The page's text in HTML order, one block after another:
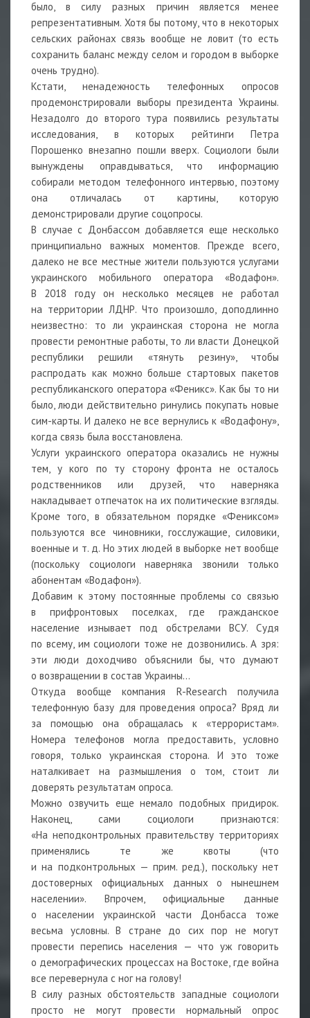
было, в силу разных причин является менее
репрезентативным. Хотя бы потому, что в некоторых
сельских районах связь вообще не ловит (то есть
сохранить баланс между селом и городом в выборке
очень трудно).
Кстати, ненадежность телефонных опросов
продемонстрировали выборы президента Украины.
Незадолго до второго тура появились результаты
исследования, в которых рейтинги Петра
Порошенко внезапно пошли вверх. Социологи были
вынуждены оправдываться, что информацию
собирали методом телефонного интервью, поэтому
она отличалась от картины, которую
демонстрировали другие соцопросы.
В случае с Донбассом добавляется еще несколько
принципиально важных моментов. Прежде всего,
далеко не все местные жители пользуются услугами
украинского мобильного оператора «Водафон».
В 2018 году он несколько месяцев не работал
на территории ЛДНР. Что произошло, доподлинно
неизвестно: то ли украинская сторона не могла
провести ремонтные работы, то ли власти Донецкой
республики решили «тянуть резину», чтобы
распродать как можно больше стартовых пакетов
республиканского оператора «Феникс». Как бы то ни
было, люди действительно ринулись покупать новые
сим-карты. И далеко не все вернулись к «Водафону»,
когда связь была восстановлена.
Услуги украинского оператора оказались не нужны
тем, у кого по ту сторону фронта не осталось
родственников или друзей, что наверняка
накладывает отпечаток на их политические взгляды.
Кроме того, в обязательном порядке «Фениксом»
пользуются все чиновники, госслужащие, силовики,
военные и т. д. Но этих людей в выборке нет вообще
(поскольку социологи наверняка звонили только
абонентам «Водафон»).
Добавим к этому постоянные проблемы со связью
в прифронтовых поселках, где гражданское
население изнывает под обстрелами ВСУ. Судя
по всему, им социологи тоже не дозвонились. А зря:
эти люди доходчиво объяснили бы, что думают
о возвращении в состав Украины…
Откуда вообще компания R-Research получила
телефонную базу для проведения опроса? Вряд ли
за помощью она обращалась к «террористам».
Номера телефонов могла предоставить, условно
говоря, только украинская сторона. И это тоже
наталкивает на размышления о том, стоит ли
доверять результатам опроса.
Можно озвучить еще немало подобных придирок.
Наконец, сами социологи признаются:
«На неподконтрольных правительству территориях
применялись те же квоты (что
и на подконтрольных — прим. ред.), поскольку нет
достоверных официальных данных о нынешнем
населении». Впрочем, официальные данные
о населении украинской части Донбасса тоже
весьма условны. В стране до сих пор не могут
провести перепись населения — что уж говорить
о демографических процессах на Востоке, где война
все перевернула с ног на голову!
В силу разных обстоятельств западные социологи
просто не могут провести нормальный опрос